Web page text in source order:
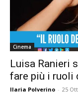
Cinema
Luisa Ranieri
fare più i ruoli
Ilaria Polverino - 25